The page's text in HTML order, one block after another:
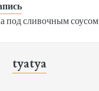
под сливочным соусом
tyatya